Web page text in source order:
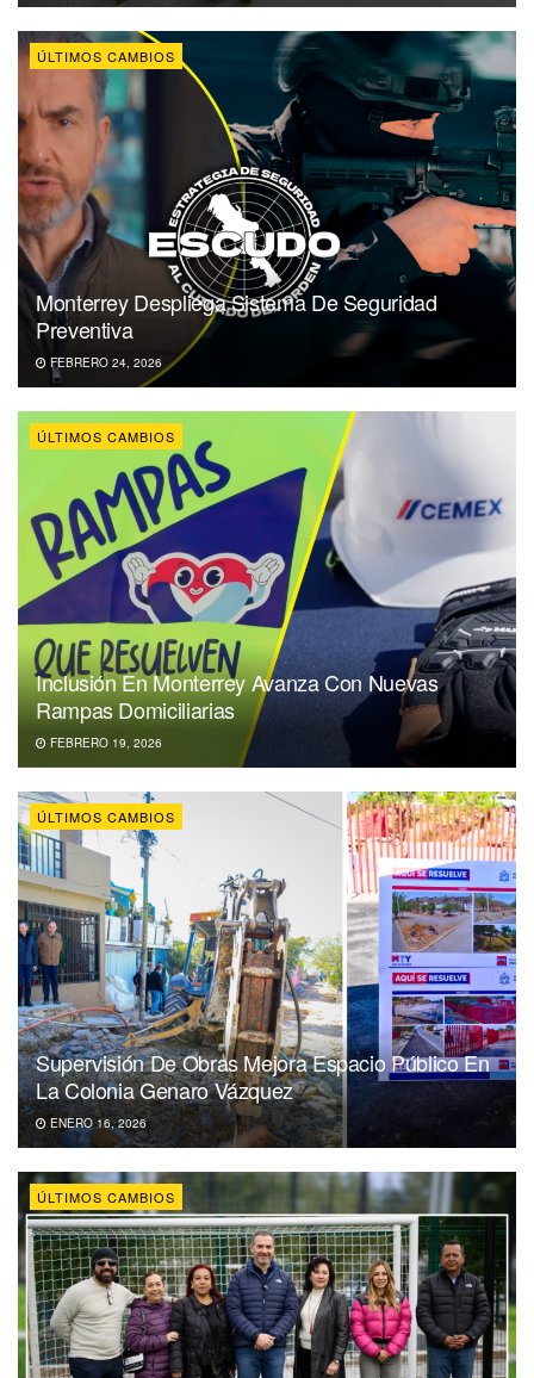
ÚLTIMOS CAMBIOS
Monterrey Despliega Sistema De Seguridad
Preventiva
FEBRERO 24, 2026
ÚLTIMOS CAMBIOS
Inclusión En Monterrey Avanza Con Nuevas
Rampas Domiciliarias
FEBRERO 19, 2026
ÚLTIMOS CAMBIOS
Supervisión De Obras Mejora Espacio Público En
La Colonia Genaro Vázquez
ENERO 16, 2026
ÚLTIMOS CAMBIOS